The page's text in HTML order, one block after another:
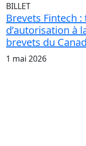
BILLET
Brevets Fintech
d’autorisation à
brevets du
1 mai 2026